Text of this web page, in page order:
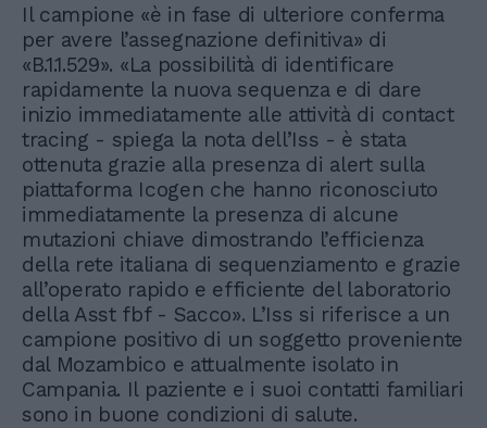
Il campione «è in fase di ulteriore conferma
per avere l’assegnazione definitiva» di
«B.1.1.529». «La possibilità di identificare
rapidamente la nuova sequenza e di dare
inizio immediatamente alle attività di contact
tracing - spiega la nota dell’Iss - è stata
ottenuta grazie alla presenza di alert sulla
piattaforma Icogen che hanno riconosciuto
immediatamente la presenza di alcune
mutazioni chiave dimostrando l’efficienza
della rete italiana di sequenziamento e grazie
all’operato rapido e efficiente del laboratorio
della Asst fbf - Sacco». L’Iss si riferisce a un
campione positivo di un soggetto proveniente
dal Mozambico e attualmente isolato in
Campania. Il paziente e i suoi contatti familiari
sono in buone condizioni di salute.